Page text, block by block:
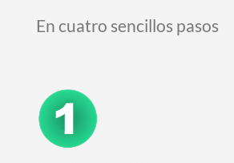
En cuatro sencillos pasos